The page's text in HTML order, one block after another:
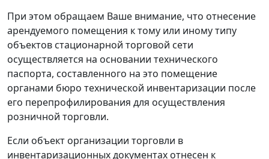
При этом обращаем Ваше внимание, что отнесение
арендуемого помещения к тому или иному типу
объектов стационарной торговой сети
осуществляется на основании технического
паспорта, составленного на это помещение
органами бюро технической инвентаризации после
его перепрофилирования для осуществления
розничной торговли.
Если объект организации торговли в
инвентаризационных документах отнесен к